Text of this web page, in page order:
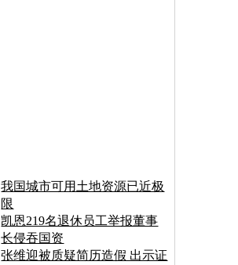
我国城市可用土地资源已近极
限
凯恩219名退休员工举报董事
长侵吞国资
张维迎被质疑简历造假 出示证